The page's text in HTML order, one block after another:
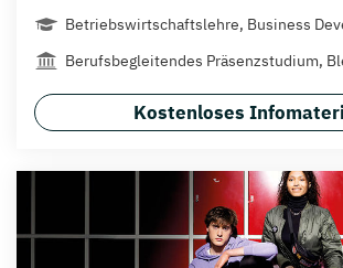
Betriebswirtschaftslehre, Business
Berufsbegleitendes Präsenzstudium,
Kostenloses